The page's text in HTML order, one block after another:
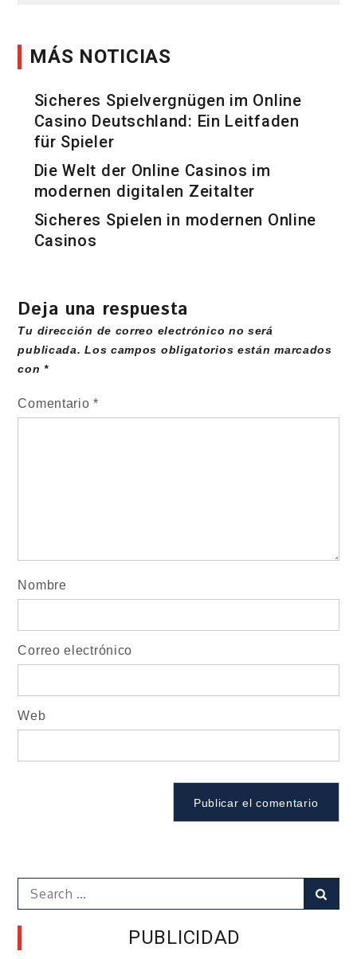
MÁS NOTICIAS
Sicheres Spielvergnügen im Online
Casino Deutschland: Ein Leitfaden
für Spieler
Die Welt der Online Casinos im
modernen digitalen Zeitalter
Sicheres Spielen in modernen Online
Casinos
Deja una respuesta
Tu dirección de correo electrónico no será
publicada. Los campos obligatorios están marcados
con*
Comentario*
Nombre
Correo electrónico
Web
Search
for:
PUBLICIDAD